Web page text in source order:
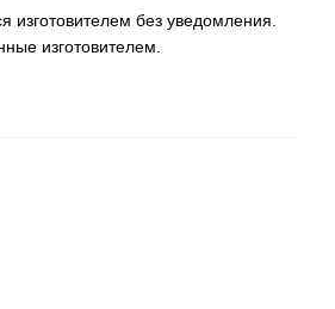
изготовителем без уведомления.
изготовителем.